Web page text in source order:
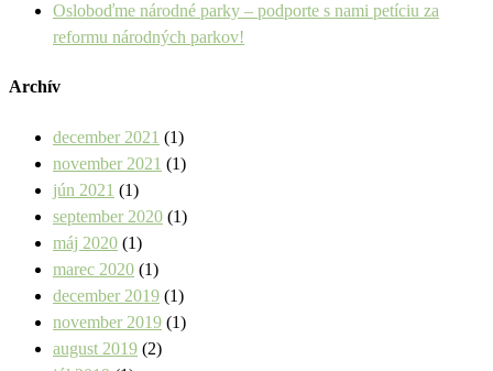
Osloboďme národné parky – podporte s nami petíciu za
reformu národných parkov!
Archív
december 2021 (1)
november 2021 (1)
jún 2021 (1)
september 2020 (1)
máj 2020 (1)
marec 2020 (1)
december 2019 (1)
november 2019 (1)
august 2019 (2)